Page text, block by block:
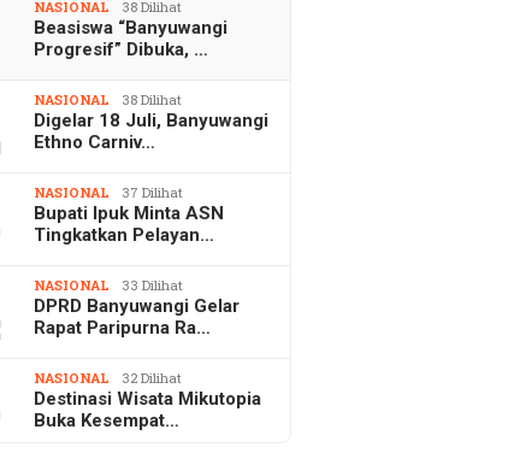
NASIONAL 38 Dilihat
Beasiswa “Banyuwangi
Progresif” Dibuka, …
NASIONAL 38 Dilihat
Digelar 18 Juli, Banyuwangi
Ethno Carniv…
NASIONAL 37 Dilihat
Bupati Ipuk Minta ASN
Tingkatkan Pelayan…
NASIONAL 33 Dilihat
DPRD Banyuwangi Gelar
Rapat Paripurna Ra…
NASIONAL 32 Dilihat
Destinasi Wisata Mikutopia
Buka Kesempat…